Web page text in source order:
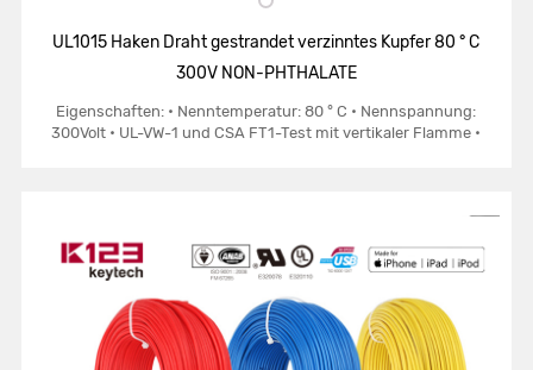
UL1015 Haken Draht gestrandet verzinntes Kupfer 80 ° C
300V NON-PHTHALATE
Eigenschaften: • Nenntemperatur: 80 ° C • Nennspannung:
300Volt • UL-VW-1 und CSA FT1-Test mit vertikaler Flamme •